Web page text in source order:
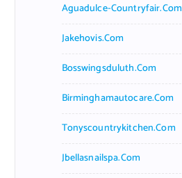
Aguadulce-Countryfair.com
Jakehovis.com
Bosswingsduluth.com
Birminghamautocare.com
Tonyscountrykitchen.com
Jbellasnailspa.com